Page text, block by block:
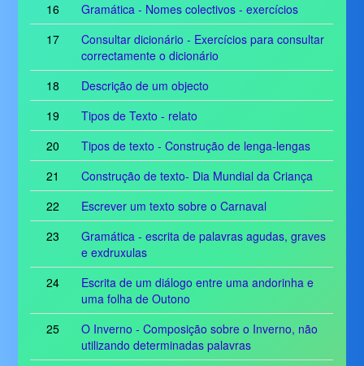
16
Gramática - Nomes colectivos - exercícios
17
Consultar dicionário - Exercícios para consultar
correctamente o dicionário
18
Descrição de um objecto
19
Tipos de Texto - relato
20
Tipos de texto - Construção de lenga-lengas
21
Construção de texto- Dia Mundial da Criança
22
Escrever um texto sobre o Carnaval
23
Gramática - escrita de palavras agudas, graves
e exdruxulas
24
Escrita de um diálogo entre uma andorinha e
uma folha de Outono
25
O Inverno - Composição sobre o Inverno, não
utilizando determinadas palavras